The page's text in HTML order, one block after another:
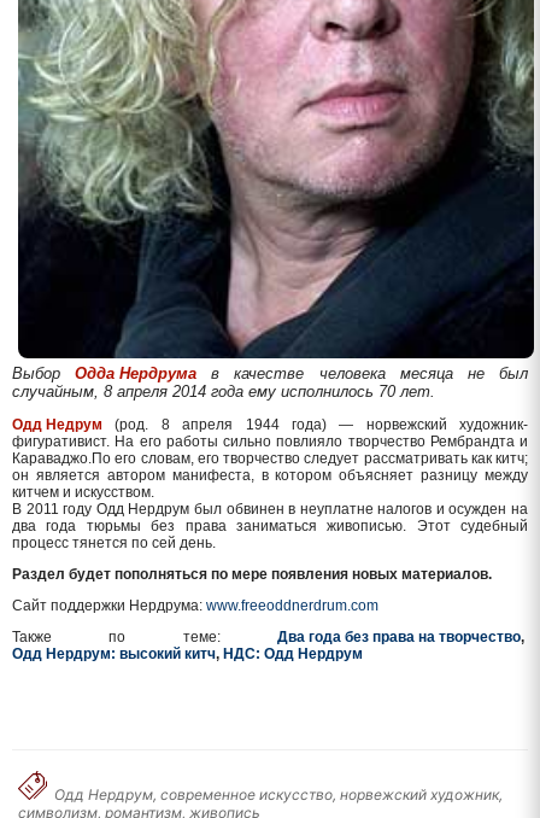
ВыборОдда Нердрума
в качестве человека месяца не был
случайным, 8 апреля 2014 года ему исполнилось 70 лет.
Одд Недрум (род. 8 апреля 1944 года) — норвежский художник-
фигуративист. На его работы сильно повлияло творчество Рембрандта и
Караваджо.По его словам, его творчество следует рассматривать как китч;
он является автором манифеста, в котором объясняет разницу между
китчем и искусством.
В 2011 году Одд Нердрум был обвинен в неуплатне налогов и осужден на
два года тюрьмы без права заниматься живописью. Этот судебный
процесс тянется по сей день.
Раздел будет пополняться по мере появления новых материалов.
Сайт поддержки Нердрума: www.freeoddnerdrum.com
Также по теме:
Два года без права на творчество,
Одд Нердрум: высокий китч, НДС: Одд Нердрум
Одд Нердрум, современное искусство, норвежский художник,
символизм, романтизм, живопись